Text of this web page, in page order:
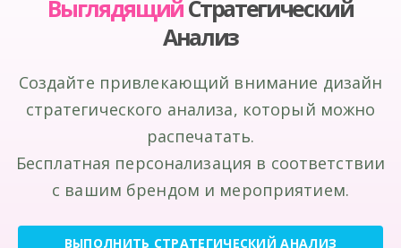
ВыглядящийСтратегический
Анализ
Создайте привлекающий внимание дизайн
стратегического анализа, который можно
распечатать.
Бесплатная персонализация в соответствии
с вашим брендом и мероприятием.
ВЫПОЛНИТЬ СТРАТЕГИЧЕСКИЙ АНАЛИЗ